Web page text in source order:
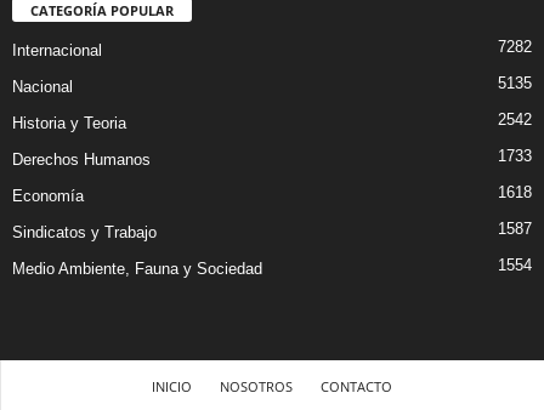
CATEGORÍA POPULAR
Internacional 7282
Nacional 5135
Historia y Teoria 2542
Derechos Humanos 1733
Economía 1618
Sindicatos y Trabajo 1587
Medio Ambiente, Fauna y Sociedad 1554
INICIO NOSOTROS CONTACTO